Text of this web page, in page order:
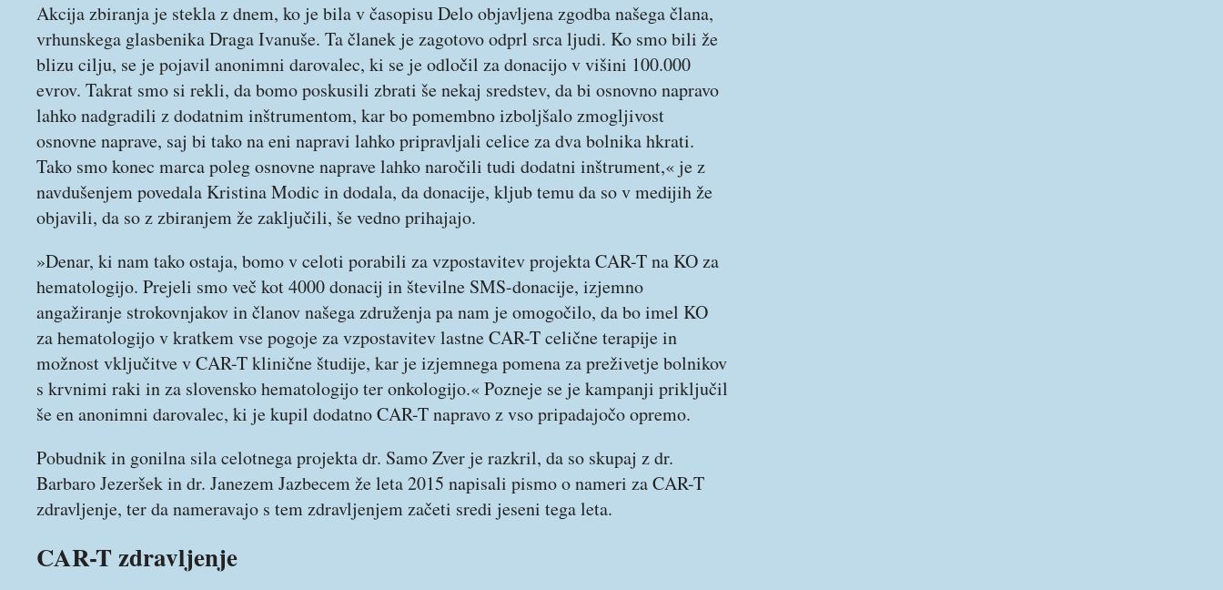
Akcija zbiranja je stekla z dnem, ko je bila v časopisu Delo objavljena zgodba našega člana,
vrhunskega glasbenika Draga Ivanuše. Ta članek je zagotovo odprl srca ljudi. Ko smo bili že
blizu cilju, se je pojavil anonimni darovalec, ki se je odločil za donacijo v višini 100.000
evrov. Takrat smo si rekli, da bomo poskusili zbrati še nekaj sredstev, da bi osnovno napravo
lahko nadgradili z dodatnim inštrumentom, kar bo pomembno izboljšalo zmogljivost
osnovne naprave, saj bi tako na eni napravi lahko pripravljali celice za dva bolnika hkrati.
Tako smo konec marca poleg osnovne naprave lahko naročili tudi dodatni inštrument,« je z
navdušenjem povedala Kristina Modic in dodala, da donacije, kljub temu da so v medijih že
objavili, da so z zbiranjem že zaključili, še vedno prihajajo.
»Denar, ki nam tako ostaja, bomo v celoti porabili za vzpostavitev projekta CAR-T na KO za
hematologijo. Prejeli smo več kot 4000 donacij in številne SMS-donacije, izjemno
angažiranje strokovnjakov in članov našega združenja pa nam je omogočilo, da bo imel KO
za hematologijo v kratkem vse pogoje za vzpostavitev lastne CAR-T celične terapije in
možnost vključitve v CAR-T klinične študije, kar je izjemnega pomena za preživetje bolnikov
s krvnimi raki in za slovensko hematologijo ter onkologijo.« Pozneje se je kampanji priključil
še en anonimni darovalec, ki je kupil dodatno CAR-T napravo z vso pripadajočo opremo.
Pobudnik in gonilna sila celotnega projekta dr. Samo Zver je razkril, da so skupaj z dr.
Barbaro Jezeršek in dr. Janezem Jazbecem že leta 2015 napisali pismo o nameri za CAR-T
zdravljenje, ter da nameravajo s tem zdravljenjem začeti sredi jeseni tega leta.
CAR-T zdravljenje